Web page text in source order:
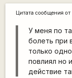
Цитата сообщения от
У меня по
болеть при
только
повлиял но
действие